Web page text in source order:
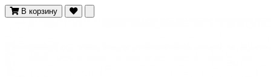
В корзину